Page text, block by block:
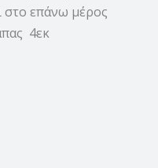
στο επάνω μέρος
4εκ